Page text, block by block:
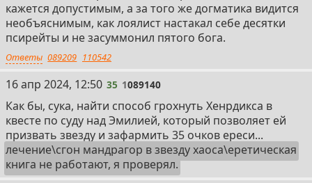
кажется допустимым, а за того же догматика видится
необъяснимым, как лоялист настакал себе десятки
псирейты и не засуммонил пятого бога.
Ответы 089209 110542
35
16 апр 2024, 12:50 35 1089140
Как бы, сука, найти способ грохнуть Хенрдикса в
квесте по суду над Эмилией, который позволяет ей
призвать звезду и зафармить 35 очков ереси...
лечение\сгон мандрагор в звезду хаоса\еретическая
книга не работают, я проверял.